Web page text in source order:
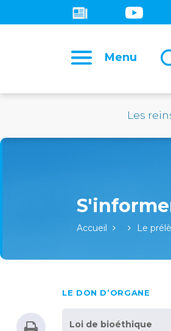
Menu
Les
Accueil Le
LE DON D’ORGANE
Loi de bioéthique